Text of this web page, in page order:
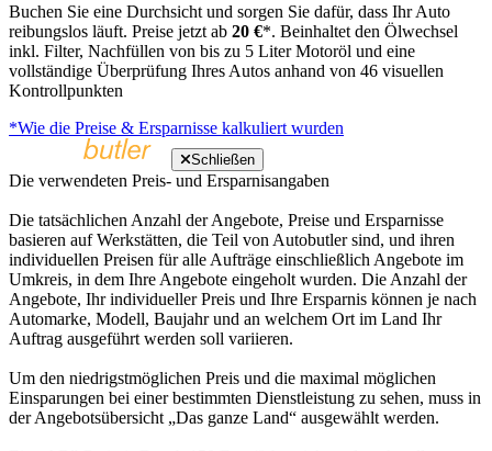
Buchen Sie eine Durchsicht und sorgen Sie dafür, dass Ihr Auto
reibungslos läuft. Preise jetzt ab 20 €*. Beinhaltet den Ölwechsel
inkl. Filter, Nachfüllen von bis zu 5 Liter Motoröl und eine
vollständige Überprüfung Ihres Autos anhand von 46 visuellen
Kontrollpunkten
*Wie die Preise & Ersparnisse kalkuliert wurden
Schließen
Die verwendeten Preis- und Ersparnisangaben
Die tatsächlichen Anzahl der Angebote, Preise und Ersparnisse
basieren auf Werkstätten, die Teil von Autobutler sind, und ihren
individuellen Preisen für alle Aufträge einschließlich Angebote im
Umkreis, in dem Ihre Angebote eingeholt wurden. Die Anzahl der
Angebote, Ihr individueller Preis und Ihre Ersparnis können je nach
Automarke, Modell, Baujahr und an welchem Ort im Land Ihr
Auftrag ausgeführt werden soll variieren.
Um den niedrigstmöglichen Preis und die maximal möglichen
Einsparungen bei einer bestimmten Dienstleistung zu sehen, muss in
der Angebotsübersicht „Das ganze Land“ ausgewählt werden.